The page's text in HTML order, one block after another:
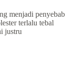
menjadi penyebab
terlalu tebal
justru